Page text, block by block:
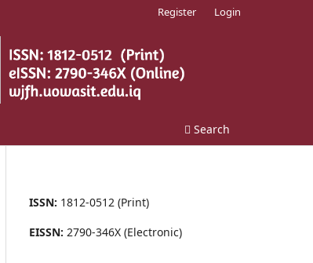
Search
Register Login
ISSN: 1812-0512 (Print)
EISSN: 2790-346X (Electronic)